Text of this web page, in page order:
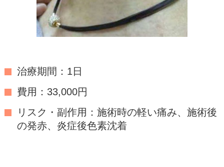
治療期間：1日
費用：33,000円
リスク・副作用：施術時の軽い痛み、施術後
の発赤、炎症後色素沈着